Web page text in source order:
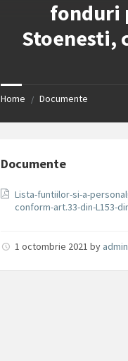
fonduri
Stoenesti,
Home / Documente
Documente
Lista-funtiilor-si-a-
conform-art.33-din-L153-
1 octombrie 2021by admin